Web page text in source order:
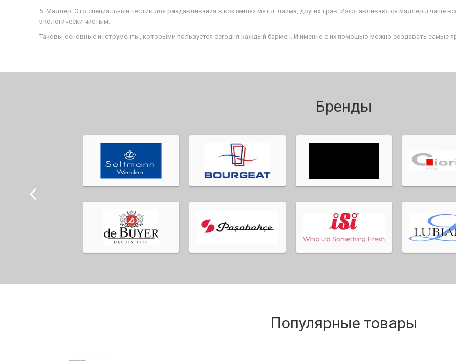
5. Мадлер. Это специальный пестик для раздавливания в коктейлях мяты, лайма, других трав. Изготавливаются мадлеры чаще
экологически чистым.
Таковы основные инструменты, которыми пользуется сегодня каждый бармен. И именно с их помощью можно создавать самые
Бренды
Популярные товары